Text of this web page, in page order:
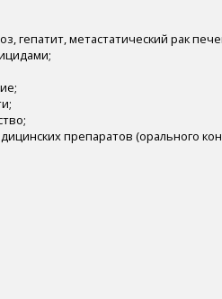
гепатит, метастатический рак
препаратов (орального